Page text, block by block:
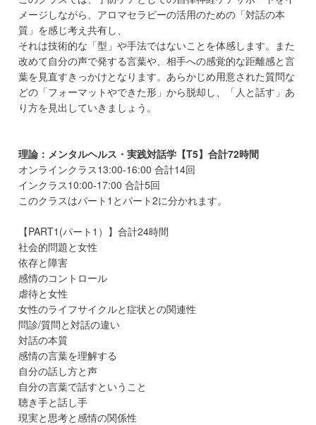
メージしながら、アロマセラピーの活用のための「対話の本
質」を感じ考え共有し、
それは技術的な「型」や手法ではないことを体感します。また
改めて自分の声で発する言葉や、相手への感覚的な距離感と言
葉を見直すきっかけとなります。あらかじめ用意された質問な
どの「フォーマットやできた形」から脱却し、「人と話す」あ
り方を見出していきましょう。
理論：メンタルヘルス・実践対話学【T5】合計72時間
オンラインクラス13:00-16:00 合計14回
インクラス10:00-17:00 合計5回
このクラスはパート1とパート2に分かれます。
【PART1(パート1）】合計24時間
社会的問題と女性
依存と障害
感情のコントロール
虐待と女性
女性のライフサイクルと症状との関連性
問診/質問と対話の違い
対話の本質
感情の言葉を理解する
自分の話し方と声
自分の言葉で話すということ
聴き手と話し手
現実と思考と感情の関係性